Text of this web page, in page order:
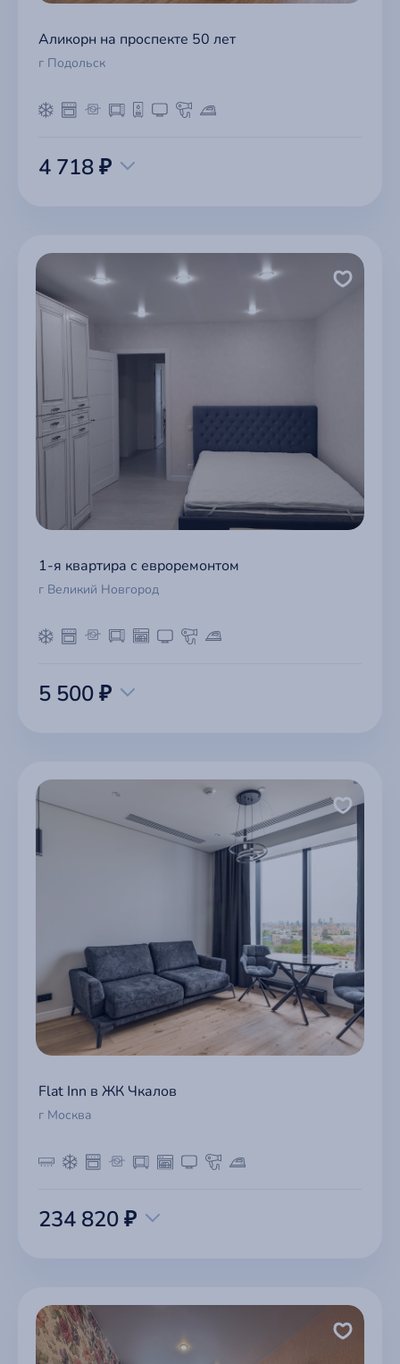
Аликорн на проспекте 50 лет
г Подольск
4 718 ₽
1-я квартира с евроремонтом
г Великий Новгород
5 500 ₽
Flat Inn в ЖК Чкалов
г Москва
234 820 ₽